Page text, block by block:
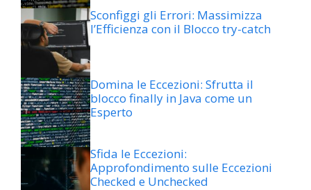
Sconfiggi gli Errori: Massimizza
l’Efficienza con il Blocco try-catch
Domina le Eccezioni: Sfrutta il
blocco finally in Java come un
Esperto
Sfida le Eccezioni:
Approfondimento sulle Eccezioni
Checked e Unchecked